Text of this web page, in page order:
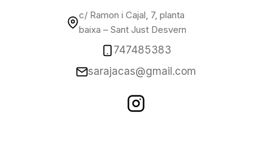
c/ Ramon i Cajal, 7, planta
baixa – Sant Just Desvern
747485383
sarajacas@gmail.com